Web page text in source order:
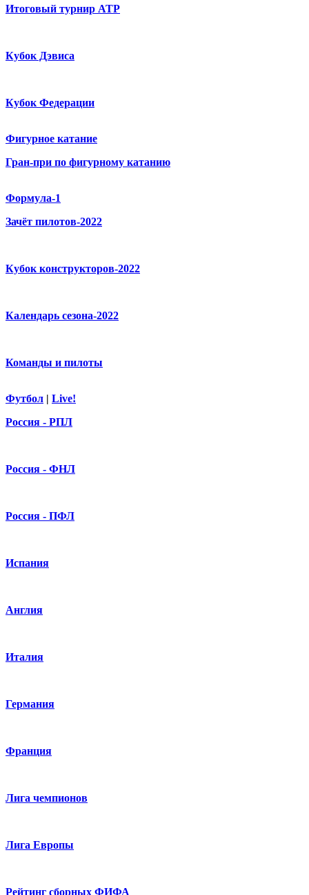
Итоговый турнир ATP
Кубок Дэвиса
Кубок Федерации
Фигурное катание
Гран-при по фигурному катанию
Формула-1
Зачёт пилотов-2022
Кубок конструкторов-2022
Календарь сезона-2022
Команды и пилоты
Футбол | Live!
Россия - РПЛ
Россия - ФНЛ
Россия - ПФЛ
Испания
Англия
Италия
Германия
Франция
Лига чемпионов
Лига Европы
Рейтинг сборных ФИФА